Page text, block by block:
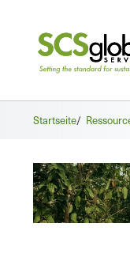
Startseite/